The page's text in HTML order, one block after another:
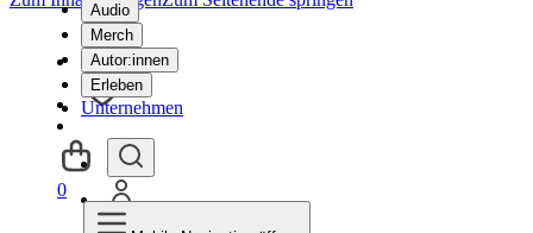
Audio
Merch
Autor:innen
Erleben
Unternehmen
0